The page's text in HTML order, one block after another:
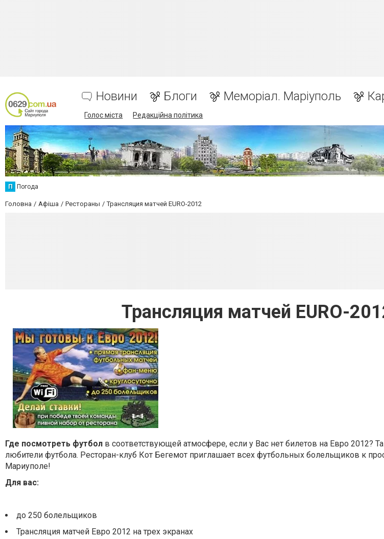
Новини Блоги Меморіал. Маріуполь
Голос міста Редакційна політика
П Погода
Головна Афіша Рестораны Трансляция матчей EURO-2012
Трансляция матчей EURO-
Где посмотреть футбол в соответствующей атмосфере, если у Вас нет билетов на Евро 2012?
любители футбола. Ресторан-клуб Кот Бегемот приглашает всех футбольных болельщиков к
Мариуполе!
Для вас:
до 250 болельщиков
Трансляция матчей Евро 2012 на трех экранах